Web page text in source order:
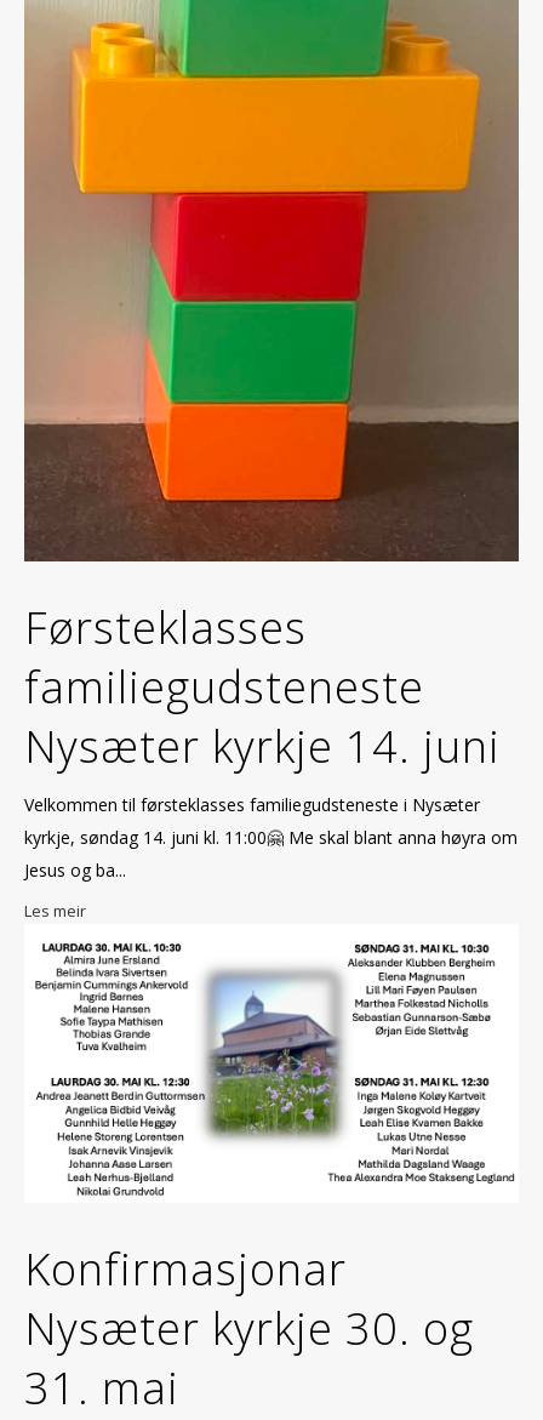
Førsteklasses
familiegudsteneste
Nysæter kyrkje 14. juni
Velkommen til førsteklasses familiegudsteneste i Nysæter
kyrkje, søndag 14. juni kl. 11:00🤗 Me skal blant anna høyra om
Jesus og ba...
Les meir
Konfirmasjonar
Nysæter kyrkje 30. og
31. mai